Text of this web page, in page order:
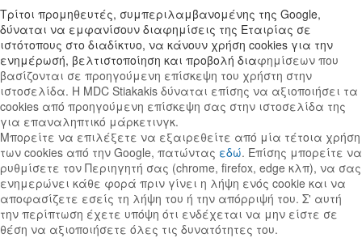
Τρίτοι προμηθευτές, συμπεριλαμβανομένης της Google,
δύναται να εμφανίσουν διαφημίσεις της Εταιρίας σε
ιστότοπους στο διαδίκτυο, να κάνουν χρήση cookies για την
ενημέρωσή, βελτιστοποίηση και προβολή διαφημίσεων που
βασίζονται σε προηγούμενη επίσκεψη του χρήστη στην
ιστοσελίδα. Η MDC Stiakakis δύναται επίσης να αξιοποιήσει τα
cookies από προηγούμενη επίσκεψη σας στην ιστοσελίδα της
για επαναληπτικό μάρκετινγκ.
Μπορείτε να επιλέξετε να εξαιρεθείτε από μία τέτοια χρήση
των cookies από την Google, πατώντας εδώ. Επίσης μπορείτε να
ρυθμίσετε τον Περιηγητή σας (chrome, firefox, edge κλπ), να σας
ενημερώνει κάθε φορά πριν γίνει η λήψη ενός cookie και να
αποφασίζετε εσείς τη λήψη του ή την απόρριψή του. Σ' αυτή
την περίπτωση έχετε υπόψη ότι ενδέχεται να μην είστε σε
θέση να αξιοποιήσετε όλες τις δυνατότητες του.